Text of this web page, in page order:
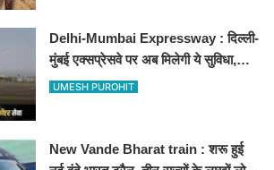
Delhi-Mumbai Expressway : दिल्ली-
मुंबई एक्सप्रेसवे पर अब मिलेगी ये सुविधा,
हेलीकॉप्टर सर्विस से तुरंत घायल पहुंचेगा
UMESH PUROHIT
New Vande Bharat train : शरू हुई